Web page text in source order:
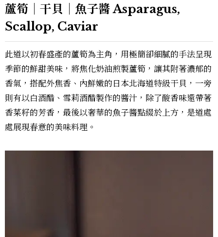
蘆筍｜干貝｜魚子醬 Asparagus,
Scallop, Caviar
此道以初春盛產的蘆筍為主角，用極簡卻細膩的手法呈現
季節的鮮甜美味，將焦化奶油煎製蘆筍，讓其附著濃郁的
香氣，搭配外焦香、內鮮嫩的日本北海道特級干貝，一旁
則有以白酒醋、雪莉酒醋製作的醬汁，除了酸香味還帶著
香菜籽的芳香，最後以奢華的魚子醬點綴於上方，是道處
處展現春意的美味料理。